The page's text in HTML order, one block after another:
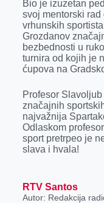
Bio je izuzetan
svoj mentorski
vrhunskih
Grozdanov
bezbednosti u
turnira od kojih je
ćupova na
Profesor
značajnih
najvažnija
Odlaskom
sport pretrpeo je
slava i hvala!
RTV Santos
Autor: Redakcija